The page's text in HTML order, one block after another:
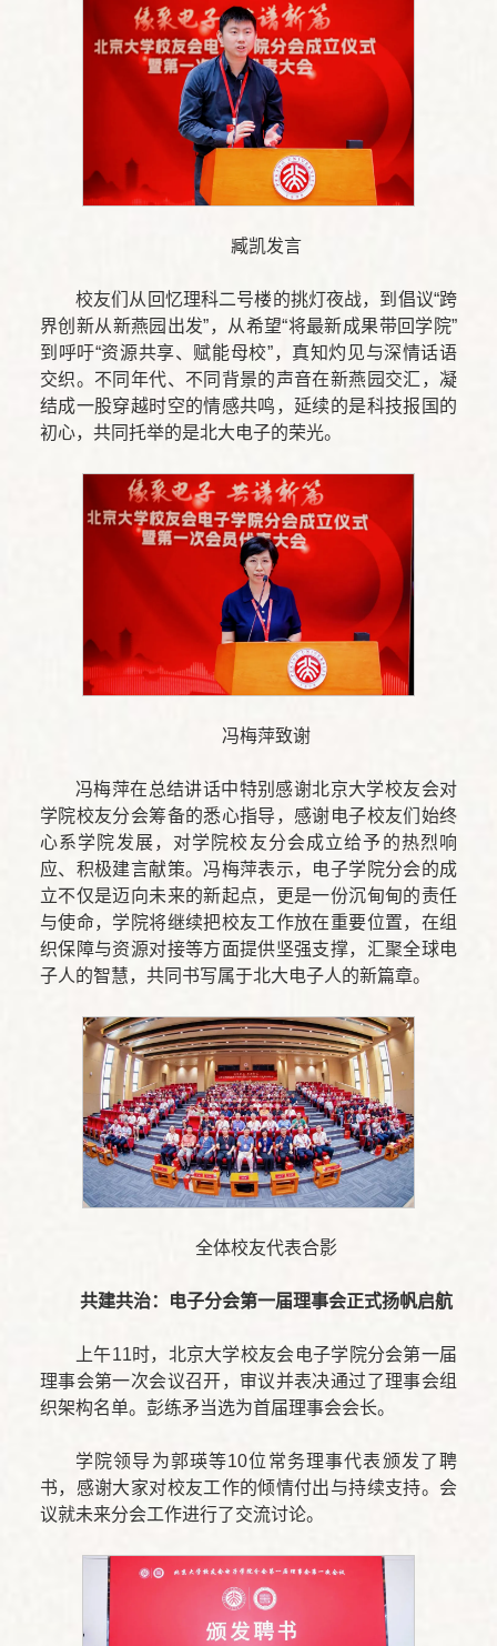
臧凯发言
校友们从回忆理科二号楼的挑灯夜战，到倡议“跨
界创新从新燕园出发”，从希望“将最新成果带回学院”
到呼吁“资源共享、赋能母校”，真知灼见与深情话语
交织。不同年代、不同背景的声音在新燕园交汇，凝
结成一股穿越时空的情感共鸣，延续的是科技报国的
初心，共同托举的是北大电子的荣光。
冯梅萍致谢
冯梅萍在总结讲话中特别感谢北京大学校友会对
学院校友分会筹备的悉心指导，感谢电子校友们始终
心系学院发展，对学院校友分会成立给予的热烈响
应、积极建言献策。冯梅萍表示，电子学院分会的成
立不仅是迈向未来的新起点，更是一份沉甸甸的责任
与使命，学院将继续把校友工作放在重要位置，在组
织保障与资源对接等方面提供坚强支撑，汇聚全球电
子人的智慧，共同书写属于北大电子人的新篇章。
全体校友代表合影
共建共治：电子分会第一届理事会正式扬帆启航
上午11时，北京大学校友会电子学院分会第一届
理事会第一次会议召开，审议并表决通过了理事会组
织架构名单。彭练矛当选为首届理事会会长。
学院领导为郭瑛等10位常务理事代表颁发了聘
书，感谢大家对校友工作的倾情付出与持续支持。会
议就未来分会工作进行了交流讨论。